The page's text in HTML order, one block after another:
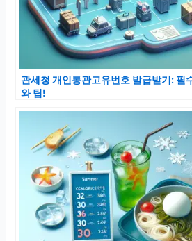
관세청 개인통관고유번호 발급받기: 필
와 팁!